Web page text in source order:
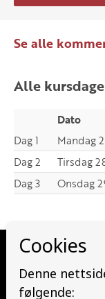
Se alle
Alle
Dato
Dag 1
Mandag
Dag 2
Tirsdag
Dag 3
Onsdag